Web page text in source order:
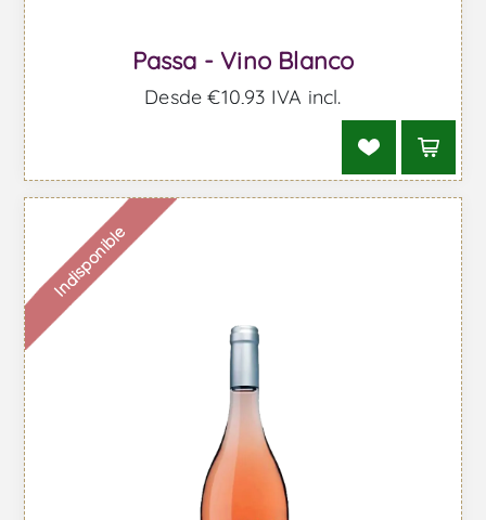
Passa - Vino Blanco
Desde €10,93 IVA incl.
Indisponible